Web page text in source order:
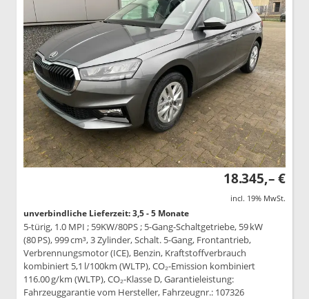
18.345,– €
incl. 19% MwSt.
unverbindliche Lieferzeit: 3,5 - 5 Monate
5-türig, 1.0 MPI ; 59KW/80PS ; 5-Gang-Schaltgetriebe, 59 kW
(80 PS), 999 cm³, 3 Zylinder, Schalt. 5-Gang, Frontantrieb,
Verbrennungsmotor (ICE), Benzin, Kraftstoffverbrauch
kombiniert 5,1 l/100km (WLTP), CO₂-Emission kombiniert
116.00 g/km (WLTP), CO₂-Klasse D, Garantieleistung:
Fahrzeuggarantie vom Hersteller, Fahrzeugnr.: 107326